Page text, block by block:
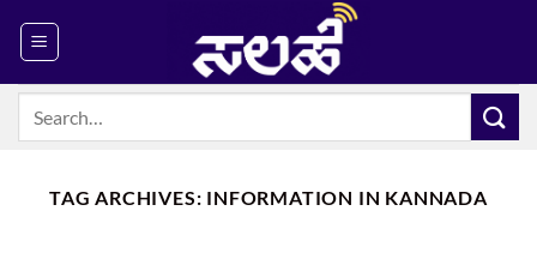
TAG ARCHIVES: INFORMATION IN KANNADA